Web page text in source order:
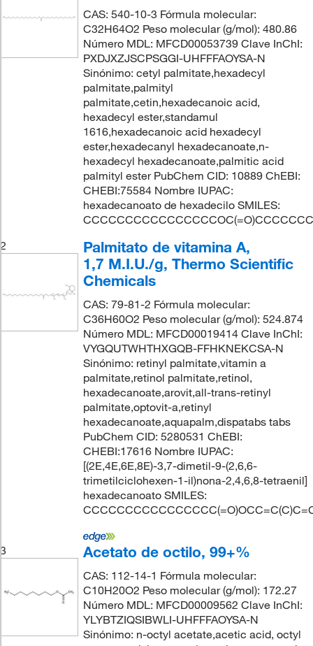
CAS: 540-10-3 Fórmula molecular:
C32H64O2 Peso molecular (g/mol): 480.86
Número MDL: MFCD00053739 Clave InChI:
PXDJXZJSCPSGGI-UHFFFAOYSA-N
Sinónimo: cetyl palmitate,hexadecyl
palmitate,palmityl
palmitate,cetin,hexadecanoic acid,
hexadecyl ester,standamul
1616,hexadecanoic acid hexadecyl
ester,hexadecanyl hexadecanoate,n-
hexadecyl hexadecanoate,palmitic acid
palmityl ester PubChem CID: 10889 ChEBI:
CHEBI:75584 Nombre IUPAC:
hexadecanoato de hexadecilo SMILES:
2
Palmitato de vitamina A,
1,7 M.I.U./g, Thermo Scientific
Chemicals
CAS: 79-81-2 Fórmula molecular:
C36H60O2 Peso molecular (g/mol): 524.874
Número MDL: MFCD00019414 Clave InChI:
VYGQUTWHTHXGQB-FFHKNEKCSA-N
Sinónimo: retinyl palmitate,vitamin a
palmitate,retinol palmitate,retinol,
hexadecanoate,arovit,all-trans-retinyl
palmitate,optovit-a,retinyl
hexadecanoate,aquapalm,dispatabs tabs
PubChem CID: 5280531 ChEBI:
CHEBI:17616 Nombre IUPAC:
[(2E,4E,6E,8E)-3,7-dimetil-9-(2,6,6-
trimetilciclohexen-1-il)nona-2,4,6,8-tetraenil]
hexadecanoato SMILES:
3 Acetato de octilo, 99+%
CAS: 112-14-1 Fórmula molecular:
C10H20O2 Peso molecular (g/mol): 172.27
Número MDL: MFCD00009562 Clave InChI:
YLYBTZIQSIBWLI-UHFFFAOYSA-N
Sinónimo: n-octyl acetate,acetic acid, octyl